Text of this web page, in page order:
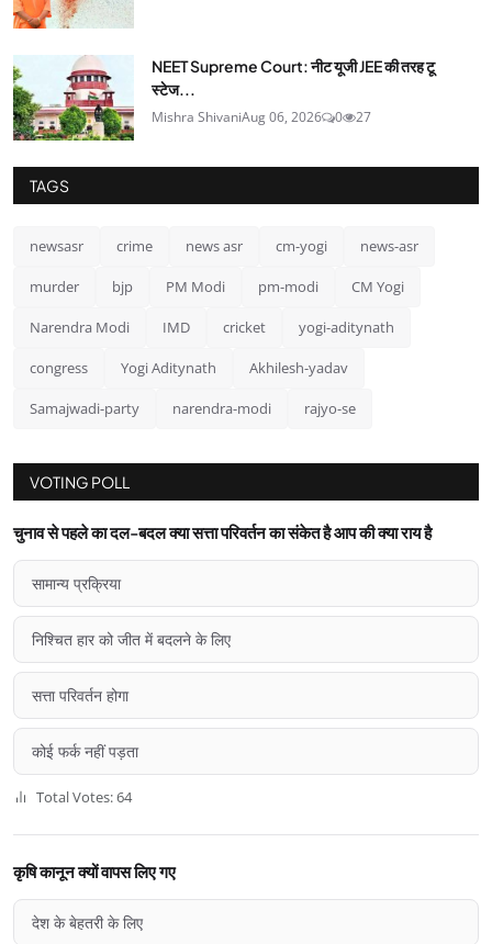
NEET Supreme Court: नीट यूजी JEE की तरह टू
स्टेज...
Mishra ShivaniAug 06, 2026 0 27
TAGS
newsasr crime news asr cm-yogi news-asr
murder bjp PM Modi pm-modi CM Yogi
Narendra Modi IMD cricket yogi-aditynath
congress Yogi Aditynath Akhilesh-yadav
Samajwadi-party narendra-modi rajyo-se
VOTING POLL
चुनाव से पहले का दल-बदल क्या सत्ता परिवर्तन का संकेत है आप की क्या राय है
सामान्य प्रक्रिया
निश्चित हार को जीत में बदलने के लिए
सत्ता परिवर्तन होगा
कोई फर्क नहीं पड़ता
Total Votes: 64
कृषि कानून क्यों वापस लिए गए
देश के बेहतरी के लिए